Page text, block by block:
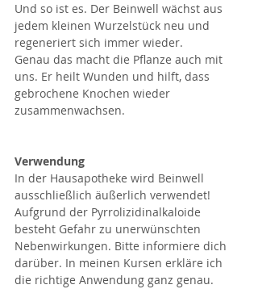
Und so ist es. Der Beinwell wächst aus
jedem kleinen Wurzelstück neu und
regeneriert sich immer wieder.
Genau das macht die Pflanze auch mit
uns. Er heilt Wunden und hilft, dass
gebrochene Knochen wieder
zusammenwachsen.
Verwendung
In der Hausapotheke wird Beinwell
ausschließlich äußerlich verwendet!
Aufgrund der Pyrrolizidinalkaloide
besteht Gefahr zu unerwünschten
Nebenwirkungen. Bitte informiere dich
darüber. In meinen Kursen erkläre ich
die richtige Anwendung ganz genau.